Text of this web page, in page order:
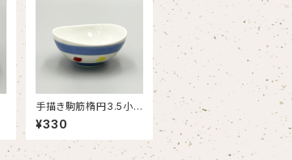
手描き駒筋楕円3.5小
鉢【OUTLET】
¥330